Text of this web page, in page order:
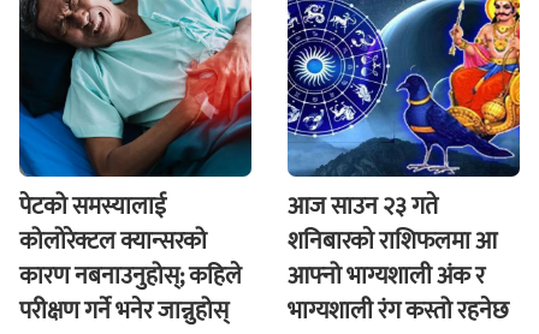
पेटको समस्यालाई
कोलोरेक्टल क्यान्सरको
कारण नबनाउनुहोस्; कहिले
परीक्षण गर्ने भनेर जान्नुहोस्
आज साउन २३ गते
शनिबारकाे राशिफलमा आ
आफ्नो भाग्यशाली अंक र
भाग्यशाली रंग कस्तो रहनेछ